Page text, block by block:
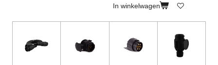
In winkelwagen